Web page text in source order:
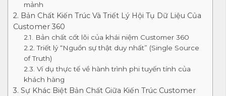
mảnh
2. Bản Chất Kiến Trúc Và Triết Lý Hội Tụ Dữ Liệu Của
Customer 360
2.1. Bản chất cốt lõi của khái niệm Customer 360
2.2. Triết lý “Nguồn sự thật duy nhất” (Single Source
of Truth)
2.3. Ví dụ thực tế về hành trình phi tuyến tính của
khách hàng
3. Sự Khác Biệt Bản Chất Giữa Kiến Trúc Customer